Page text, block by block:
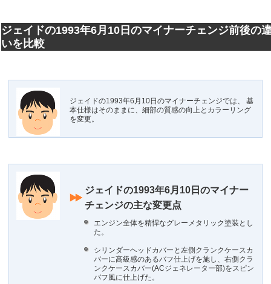
ジェイドの1993年6月10日のマイナーチェンジ前後の
いを比較
ジェイドの1993年6月10日のマイナーチェンジでは、 基
本仕様はそのままに、細部の質感の向上とカラーリング
を変更。
ジェイドの1993年6月10日のマイナー
チェンジの主な変更点
エンジン全体を精悍なグレーメタリック塗装とし
た。
シリンダーヘッドカバーと左側クランクケースカ
バーに高級感のあるバフ仕上げを施し、右側クラ
ンクケースカバー(ACジェネレーター部)をスピン
バフ風に仕上げた。